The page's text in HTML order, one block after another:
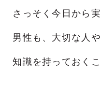
さっそく今日から
男性も、大切な人
知識を持っておく